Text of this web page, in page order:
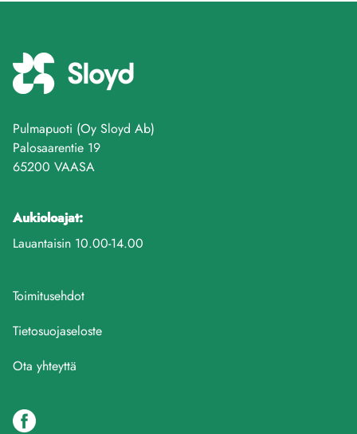
Pulmapuoti (Oy Sloyd Ab)
Palosaarentie 19
65200 VAASA
Aukioloajat:
Lauantaisin 10.00-14.00
Toimitusehdot
Tietosuojaseloste
Ota yhteyttä